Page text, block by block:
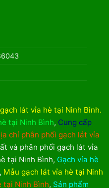
lát vỉa hè tại Ninh Bình.
tại Ninh Bình, Cung cấp
chỉ phân phối gạch lát vỉa
và phân phối gạch lát vỉa
tại Ninh Bình, Gạch vỉa hè
, Mẫu gạch lát vỉa hè tại Ninh
tại Ninh Bình, Sản phẩm